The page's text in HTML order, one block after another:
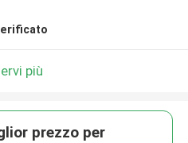
più
prezzo per